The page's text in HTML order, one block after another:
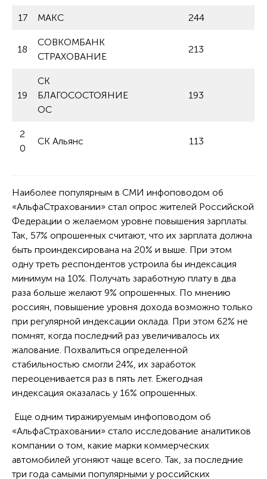
17 МАКС 244
18
СОВКОМБАНК
СТРАХОВАНИЕ
213
19
СК
БЛАГОСОСТОЯНИЕ
ОС
193
2
0
СК Альянс 113
Наиболее популярным в СМИ инфоповодом об
«АльфаСтраховании» стал опрос жителей Российской
Федерации о желаемом уровне повышения зарплаты.
Так, 57% опрошенных считают, что их зарплата должна
быть проиндексирована на 20% и выше. При этом
одну треть респондентов устроила бы индексация
минимум на 10%. Получать заработную плату в два
раза больше желают 9% опрошенных. По мнению
россиян, повышение уровня дохода возможно только
при регулярной индексации оклада. При этом 62% не
помнят, когда последний раз увеличивалось их
жалование. Похвалиться определенной
стабильностью смогли 24%, их заработок
переоценивается раз в пять лет. Ежегодная
индексация оказалась у 16% опрошенных.
Еще одним тиражируемым инфоповодом об
«АльфаСтраховании» стало исследование аналитиков
компании о том, какие марки коммерческих
автомобилей угоняют чаще всего. Так, за последние
три года самыми популярными у российских